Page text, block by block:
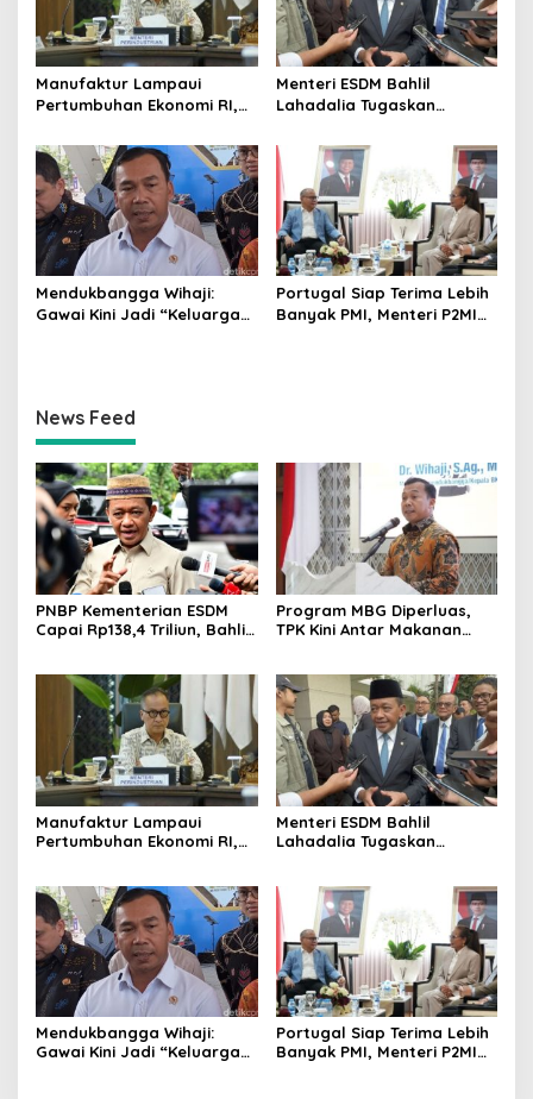
Manufaktur Lampaui
Pertumbuhan Ekonomi RI,
Soroti Keberhasilan
Industrialisasi
Menteri ESDM Bahlil
Lahadalia Tugaskan
Pengadaan Migas dan
Pengawasan Kualitas BBM
Mendukbangga Wihaji:
Gawai Kini Jadi “Keluarga
Portugal Siap Terima Lebih
Banyak PMI, Menteri P2MI
News Feed
PNBP Kementerian ESDM
Capai Rp138,4 Triliun, Bahlil
Program MBG Diperluas,
TPK Kini Antar Makanan
Manufaktur Lampaui
Pertumbuhan Ekonomi RI,
Industrialisasi
Menteri ESDM Bahlil
Lahadalia Tugaskan
Pengawasan Kualitas BBM
Mendukbangga Wihaji:
Gawai Kini Jadi “Keluarga
Portugal Siap Terima Lebih
Banyak PMI, Menteri P2MI